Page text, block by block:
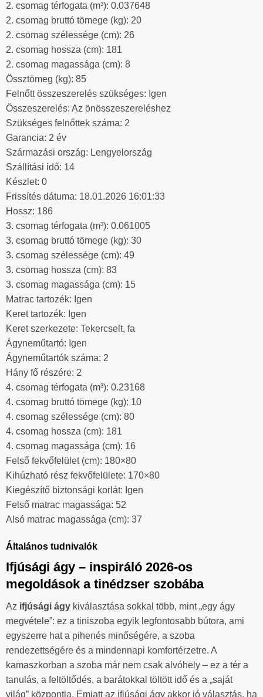
2. csomag térfogata (m³): 0.037648
2. csomag bruttó tömege (kg): 20
2. csomag szélessége (cm): 26
2. csomag hossza (cm): 181
2. csomag magassága (cm): 8
Össztömeg (kg): 85
Felnőtt összeszerelés szükséges: Igen
Összeszerelés: Az önösszeszereléshez
Szükséges felnőttek száma: 2
Garancia: 2 év
Származási ország: Lengyelország
Szállítási idő: 14
Készlet: 0
Frissítés dátuma: 18.01.2026 16:01:33
Hossz: 186
3. csomag térfogata (m³): 0.061005
3. csomag bruttó tömege (kg): 30
3. csomag szélessége (cm): 49
3. csomag hossza (cm): 83
3. csomag magassága (cm): 15
Matrac tartozék: Igen
Keret tartozék: Igen
Keret szerkezete: Tekercselt, fa
Ágyneműtartó: Igen
Ágyneműtartók száma: 2
Hány fő részére: 2
4. csomag térfogata (m³): 0.23168
4. csomag bruttó tömege (kg): 10
4. csomag szélessége (cm): 80
4. csomag hossza (cm): 181
4. csomag magassága (cm): 16
Felső fekvőfelület (cm): 180×80
Kihúzható rész fekvőfelülete: 170×80
Kiegészítő biztonsági korlát: Igen
Felső matrac magassága: 52
Alsó matrac magassága (cm): 37
Általános tudnivalók
Ifjúsági ágy – inspiráló 2026-os
megoldások a tinédzser szobába
Az ifjúsági ágy kiválasztása sokkal több, mint „egy ágy
megvétele”: ez a tiniszoba egyik legfontosabb bútora, ami
egyszerre hat a pihenés minőségére, a szoba
rendezettségére és a mindennapi komfortérzetre. A
kamaszkorban a szoba már nem csak alvóhely – ez a tér a
tanulás, a feltöltődés, a barátokkal töltött idő és a „saját
világ” központja. Emiatt az ifjúsági ágy akkor jó választás, ha